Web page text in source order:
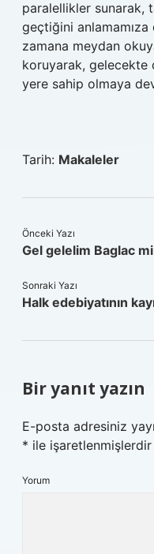
paralellikler sunarak,
geçtiğini anlamamıza
zamana meydan
koruyarak,
yere sahip olmaya
Tarih: Makaleler
Önceki Yazı
Gel gelelim Baglac
Sonraki Yazı
Halk edebiyatının
Bir yanıt yazın
E-posta adresiniz
* ile işaretlenmişlerdir
Yorum